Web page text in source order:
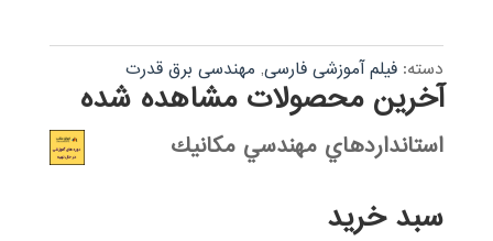
دسته: فیلم آموزشی فارسی, مهندسی برق قدرت
آخرین محصولات مشاهده شده
استانداردهاي مهندسي مكانيك
سبد خرید